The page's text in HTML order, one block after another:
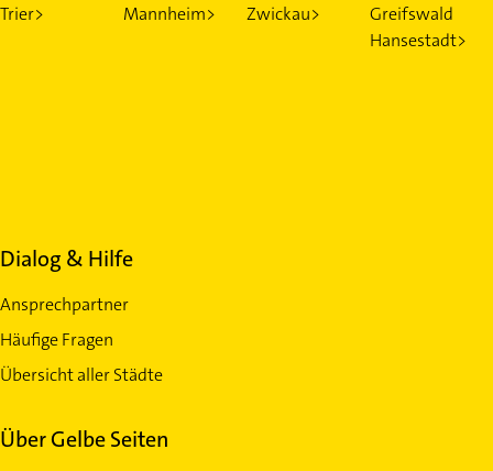
Trier> Mannheim> Zwickau>
Greifswald
Hansestadt>
Dialog & Hilfe
Ansprechpartner
Häufige Fragen
Übersicht aller Städte
Über Gelbe Seiten